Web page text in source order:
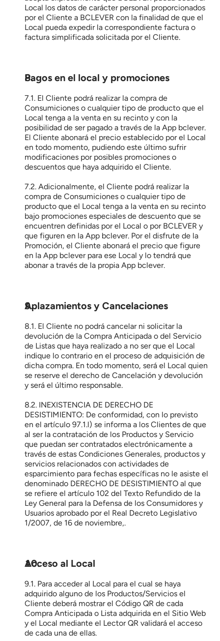
Local los datos de carácter personal proporcionados
por el Cliente a BCLEVER con la finalidad de que el
Local pueda expedir la correspondiente factura o
factura simplificada solicitada por el Cliente.
Pagos en el local y promociones
7.1. El Cliente podrá realizar la compra de
Consumiciones o cualquier tipo de producto que el
Local tenga a la venta en su recinto y con la
posibilidad de ser pagado a través de la App bclever.
El Cliente abonará el precio establecido por el Local
en todo momento, pudiendo este último sufrir
modificaciones por posibles promociones o
descuentos que haya adquirido el Cliente.
7.2. Adicionalmente, el Cliente podrá realizar la
compra de Consumiciones o cualquier tipo de
producto que el Local tenga a la venta en su recinto
bajo promociones especiales de descuento que se
encuentren definidas por el Local o por BCLEVER y
que figuren en la App bclever. Por el disfrute de la
Promoción, el Cliente abonará el precio que figure
en la App bclever para ese Local y lo tendrá que
abonar a través de la propia App bclever.
Aplazamientos y Cancelaciones
8.1. El Cliente no podrá cancelar ni solicitar la
devolución de la Compra Anticipada o del Servicio
de Listas que haya realizado a no ser que el Local
indique lo contrario en el proceso de adquisición de
dicha compra. En todo momento, será el Local quien
se reserve el derecho de Cancelación y devolución
y será el último responsable.
8.2. INEXISTENCIA DE DERECHO DE
DESISTIMIENTO: De conformidad, con lo previsto
en el artículo 97.1.l) se informa a los Clientes de que
al ser la contratación de los Productos y Servicio
que puedan ser contratados electrónicamente a
través de estas Condiciones Generales, productos y
servicios relacionados con actividades de
esparcimiento para fechas específicas no le asiste el
denominado DERECHO DE DESISTIMIENTO al que
se refiere el artículo 102 del Texto Refundido de la
Ley General para la Defensa de los Consumidores y
Usuarios aprobado por el Real Decreto Legislativo
1/2007, de 16 de noviembre,.
Acceso al Local
9.1. Para acceder al Local para el cual se haya
adquirido alguno de los Productos/Servicios el
Cliente deberá mostrar el Código QR de cada
Compra Anticipada o Lista adquirida en el Sitio Web
y el Local mediante el Lector QR validará el acceso
de cada una de ellas.